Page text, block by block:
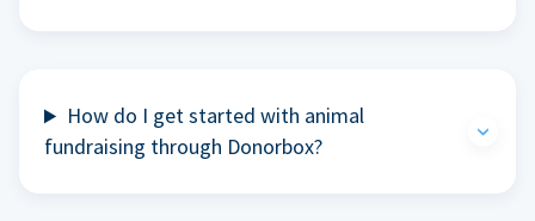
How do I get started with animal
fundraising through Donorbox?